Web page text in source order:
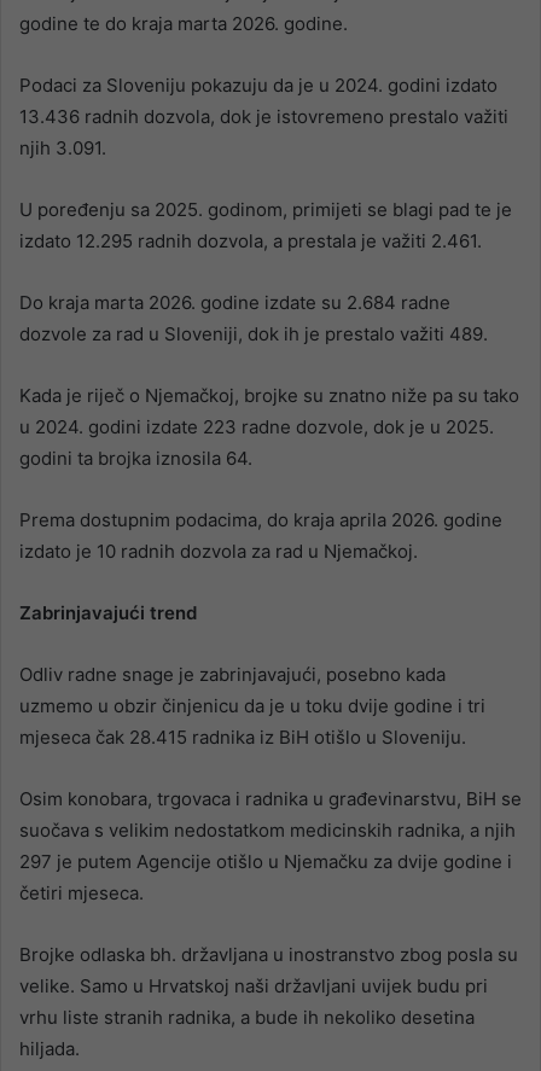
godine te do kraja marta 2026. godine.
Podaci za Sloveniju pokazuju da je u 2024. godini izdato
13.436 radnih dozvola, dok je istovremeno prestalo važiti
njih 3.091.
U poređenju sa 2025. godinom, primijeti se blagi pad te je
izdato 12.295 radnih dozvola, a prestala je važiti 2.461.
Do kraja marta 2026. godine izdate su 2.684 radne
dozvole za rad u Sloveniji, dok ih je prestalo važiti 489.
Kada je riječ o Njemačkoj, brojke su znatno niže pa su tako
u 2024. godini izdate 223 radne dozvole, dok je u 2025.
godini ta brojka iznosila 64.
Prema dostupnim podacima, do kraja aprila 2026. godine
izdato je 10 radnih dozvola za rad u Njemačkoj.
Zabrinjavajući trend
Odliv radne snage je zabrinjavajući, posebno kada
uzmemo u obzir činjenicu da je u toku dvije godine i tri
mjeseca čak 28.415 radnika iz BiH otišlo u Sloveniju.
Osim konobara, trgovaca i radnika u građevinarstvu, BiH se
suočava s velikim nedostatkom medicinskih radnika, a njih
297 je putem Agencije otišlo u Njemačku za dvije godine i
četiri mjeseca.
Brojke odlaska bh. državljana u inostranstvo zbog posla su
velike. Samo u Hrvatskoj naši državljani uvijek budu pri
vrhu liste stranih radnika, a bude ih nekoliko desetina
hiljada.